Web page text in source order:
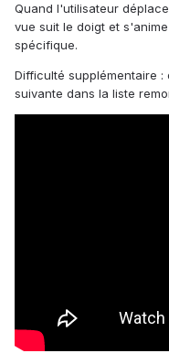
Quand l'utilisateur
vue suit le doigt et
spécifique.
Difficulté supplémentaire
suivante dans la liste